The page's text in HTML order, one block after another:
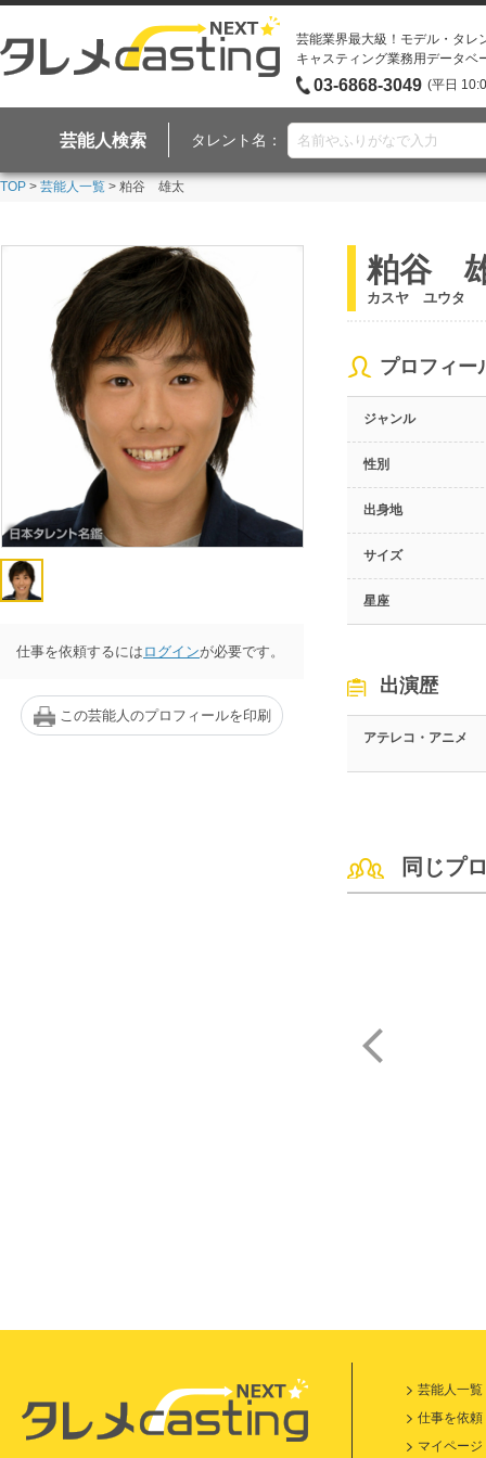
芸能業界最大級！モデル・タレ
キャスティング業務用データベ
03-6868-3049 (平日
芸能人検索 タレント名：
TOP > 芸能人一覧 > 粕谷 雄太
仕事を依頼するには ログインが必要です。
この芸能人のプロフィールを印刷
粕谷
カスヤ ユウタ
プロフィー
ジャンル
性別
出身地
サイズ
星座
出演歴
アテレコ・アニメ
同じプ
芸能人一覧
仕事を依頼
マイページ